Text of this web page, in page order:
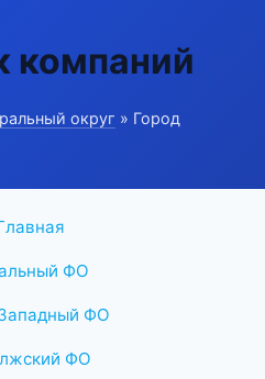
компаний
округ » Город
ФО
ФО
ФО